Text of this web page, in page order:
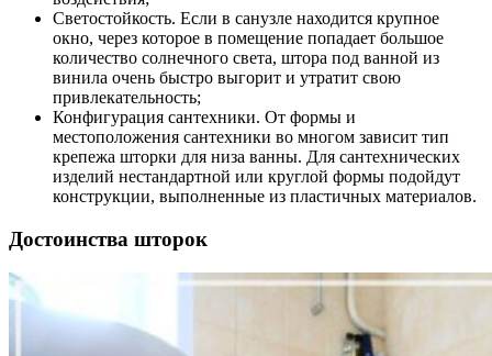
Светостойкость. Если в санузле находится крупное
окно, через которое в помещение попадает большое
количество солнечного света, штора под ванной из
винила очень быстро выгорит и утратит свою
привлекательность;
Конфигурация сантехники. От формы и
местоположения сантехники во многом зависит тип
крепежа шторки для низа ванны. Для сантехнических
изделий нестандартной или круглой формы подойдут
конструкции, выполненные из пластичных материалов.
Достоинства шторок